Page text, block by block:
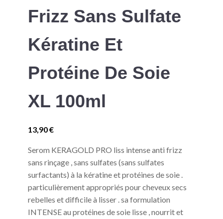
Frizz Sans Sulfate
Kératine Et
Protéine De Soie
XL 100ml
13,90€
Serom KERAGOLD PRO liss intense anti frizz
sans rinçage , sans sulfates (sans sulfates
surfactants) à la kératine et protéines de soie .
particulièrement appropriés pour cheveux secs
rebelles et difficile à lisser . sa formulation
INTENSE au protéines de soie lisse , nourrit et